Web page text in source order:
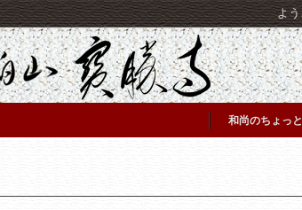
よ
和尚のちょっ